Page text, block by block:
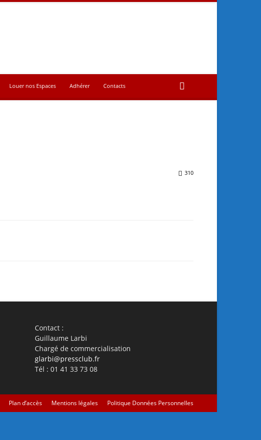
Louer nos Espaces Adhérer Contacts
310
Contact :
Guillaume Larbi
Chargé de commercialisation
glarbi@pressclub.fr
Tél : 01 41 33 73 08
Plan d’accès Mentions légales Politique Données Personnelles